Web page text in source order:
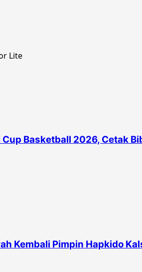
Cup Basketball 2026, Cetak
Kembali Pimpin Hapkido